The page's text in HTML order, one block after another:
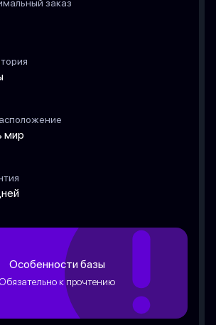
заказ
мир
Особенности базы
Обязательно к прочтению